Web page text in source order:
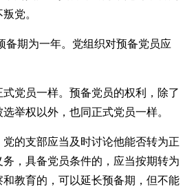
党。
备期为一年。党组织对预备党员应
党员一样。预备党员的权利，除了
举权以外，也同正式党员一样。
的支部应当及时讨论他能否转为正
，具备党员条件的，应当按期转为
教育的，可以延长预备期，但不能